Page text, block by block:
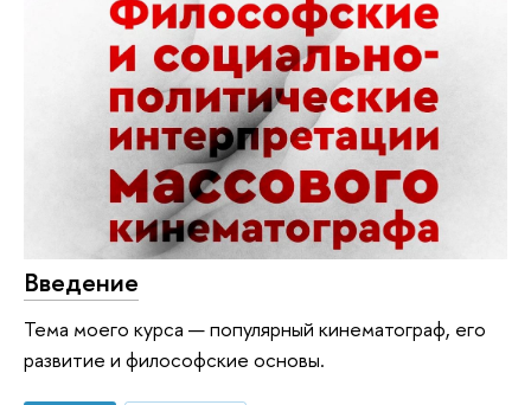
Введение
Тема моего курса — популярный кинематограф, его
развитие и философские основы.